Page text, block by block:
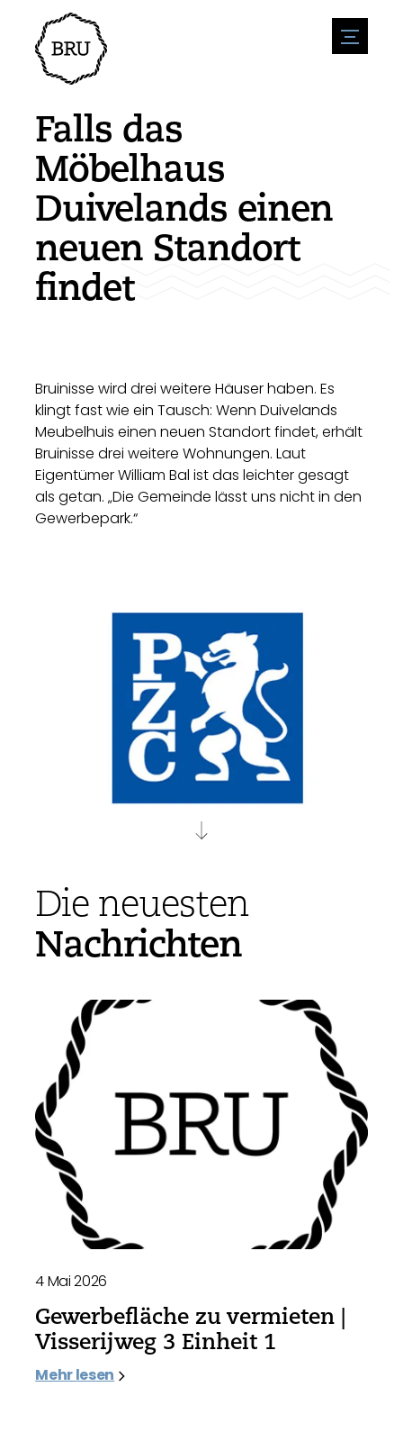
menu
Veranstaltungskalender
Veranstaltung anmelden
Übernachtung
Geschäfte
Natur & wasser
Sport
Sehenswürdigkeiten
Geschichte
Zugänglichkeit
Parken
Wohnumfeld
Um zu unternehmen
Stellenangebote
Stellenangebote veröffentlichen
Unternehmen
BIZ Bruinisse
Nachrichtenübersicht
Neuigkeiten einreichen
Falls das
Möbelhaus
Duivelands einen
neuen Standort
findet
Bruinisse wird drei weitere Häuser haben. Es
klingt fast wie ein Tausch: Wenn Duivelands
Meubelhuis einen neuen Standort findet, erhält
Bruinisse drei weitere Wohnungen. Laut
Eigentümer William Bal ist das leichter gesagt
als getan. „Die Gemeinde lässt uns nicht in den
Gewerbepark.“
Die neuesten
Nachrichten
4 Mai 2026
Gewerbefläche zu vermieten |
Visserijweg 3 Einheit 1
Mehr lesen